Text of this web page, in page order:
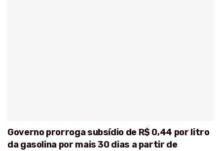
Governo prorroga subsídio de R$ 0,44 por litro
da gasolina por mais 30 dias a partir de